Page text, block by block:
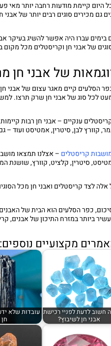
היום קיימת מודעות רחבה יותר מאי
גם מכירים סוגים רבים יותר של אבני
בימים עברו היה אפשר להשיג בעיקר
של אבני חן וקריסטלים מכל מקום
של אבני חן
הסלעים קיים מאגר עצום של אבני
לכל סוג של אבני חן שרק תרצו.
ענקיים –אבני חן רבות
קוורץ לבן, סיטרין, אמטיסט ועוד
קריסטלים –אצלנו תמצאו
סיטרין, קלציט, קוורץ, שושנת
אלה לצד קריסטלים ואבני חן מכל
, כפר הסלעים הוא הבית של
ביותר במזרח התיכון של אבנים,
מקצועיים נוספים:
חשוב לדעת לפניי רכישת
אבני חן לשיבוץ?
עובדות שלא
חן